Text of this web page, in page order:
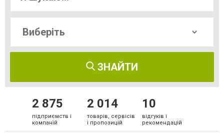
ЗНАЙТИ
2 875
підприємств і
компаній
2 014
товарів, сервісів
і пропозицій
10
відгуків і
рекомендацій